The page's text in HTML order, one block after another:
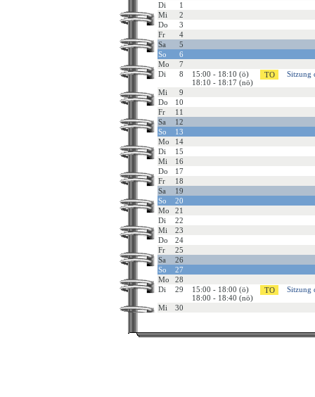
Di
1
Mi
2
Do
3
Fr
4
Sa
5
So
6
Mo
7
Di
8
15:00 - 18:10 (ö)
18:10 - 18:17 (nö)
Sitzung
Mi
9
Do
10
Fr
11
Sa
12
So
13
Mo
14
Di
15
Mi
16
Do
17
Fr
18
Sa
19
So
20
Mo
21
Di
22
Mi
23
Do
24
Fr
25
Sa
26
So
27
Mo
28
Di
29
15:00 - 18:00 (ö)
18:00 - 18:40 (nö)
Sitzung
Mi 30